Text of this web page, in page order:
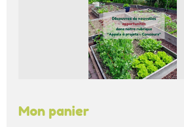
Mon panier